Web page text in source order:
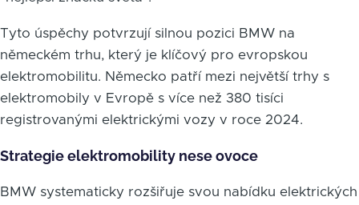
Tyto úspěchy potvrzují silnou pozici BMW na
německém trhu, který je klíčový pro evropskou
elektromobilitu. Německo patří mezi největší trhy s
elektromobily v Evropě s více než 380 tisíci
registrovanými elektrickými vozy v roce 2024.
Strategie elektromobility nese ovoce
BMW systematicky rozšiřuje svou nabídku elektrických